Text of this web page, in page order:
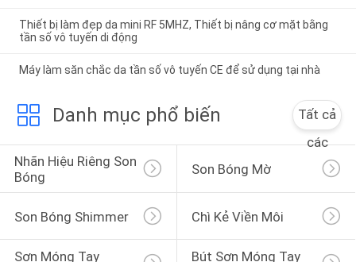
Thiết bị làm đẹp da mini RF 5MHZ, Thiết bị nâng cơ mặt bằng
tần số vô tuyến di động
Máy làm săn chắc da tần số vô tuyến CE để sử dụng tại nhà
Danh mục phổ biến
Tất cả
các
Nhãn Hiệu Riêng Son
Bóng
Son Bóng Mờ
Son Bóng Shimmer Chì Kẻ Viền Môi
Sơn Móng Tay Bút Sơn Móng Tay